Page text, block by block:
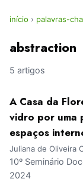
início › palavras-
abstraction
5 artigos
A Casa da
vidro por uma
espaços
Juliana de Oliveira
10º Seminário
2024